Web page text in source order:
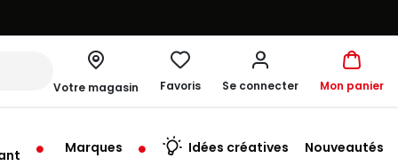
Votre magasin
à 19:30
Favoris Se connecter Mon panier
Marques Idées créatives Nouveautés